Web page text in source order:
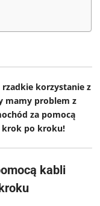
korzystanie z
mamy problem z
za pomocą
krok po kroku!
kabli